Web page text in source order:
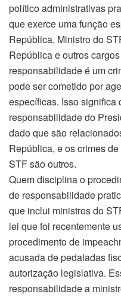
político administrativas
que exerce uma função
República, Ministro do
República e outros
responsabilidade é um
pode ser cometido por
específicas. Isso significa
responsabilidade do
dado que são
República, e os crimes
STF são outros.
Quem disciplina o
de responsabilidade
que inclui ministros do
lei que foi recentemente
procedimento de
acusada de pedaladas
autorização legislativa.
responsabilidade a